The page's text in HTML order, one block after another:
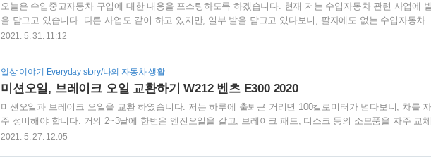
오늘은 수입중고자동차 구입에 대한 내용을 포스팅하도록 하겠습니다. 현재 저는 수입자동차 관련 사업에
을 담그고 있습니다. 다른 사업도 같이 하고 있지만, 일부 발을 담그고 있다보니, 팔자에도 없는 수입자동차
를 타게 되더라구요. 제가 어떤 방식으로 구입을 했는지 과정을 한번 살펴보겠습니다. ▶ 수입중고자동차 구
하면, 수입차는 국산차 대비 감가가 매우 심한 편입니다. 특히 보증기한인 3년이 지나면, 신차 가격대비 50%
가량 감가가 되기 때문입니다. 매년 200~300만원의 정비비용이 든다고 계산을 하고,..
2021. 5. 31. 11:12
일상 이야기 Everyday story/나의 자동차 생활
미션오일, 브레이크 오일 교환하기 W212 벤츠 E300 2020
미션오일과 브레이크 오일을 교환 하였습니다. 저는 하루에 출퇴근 거리면 100킬로미터가 넘다보니, 차를 자
주 정비해야 합니다. 거의 2~3달에 한번은 엔진오일을 갈고, 브레이크 패드, 디스크 등의 소모품을 자주 교체
를 하게 됩니다. 이번에는 미션오일을 교체를 하게 되었습니다. 얼마전부터 가속이 제대로 되지 않아서 조금
2021. 5. 27. 12:05